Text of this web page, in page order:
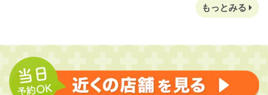
もっとみる